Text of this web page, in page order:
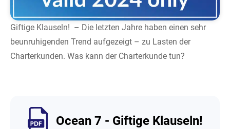
Giftige Klauseln! – Die letzten Jahre haben einen sehr
beunruhigenden Trend aufgezeigt – zu Lasten der
Charterkunden. Was kann der Charterkunde tun?
Ocean 7 - Giftige Klauseln!